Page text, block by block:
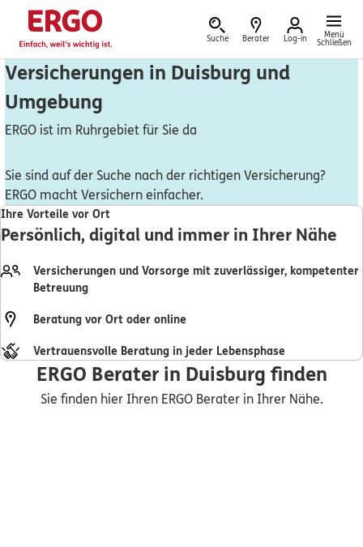
Suche Berater Log-in
Menü
Schließen
Versicherung vor Ort
Schaden oder Leistungsfall melden
Bequem online oder telefonisch
Nicht sicher, was Sie benötigen?
Versicherungen in Duisburg und
Umgebung
ERGO ist im Ruhrgebiet für Sie da
Sie sind auf der Suche nach der richtigen Versicherung?
ERGO macht Versichern einfacher.
Ihre Vorteile vor Ort
Persönlich, digital und immer in Ihrer Nähe
Versicherungen und Vorsorge mit zuverlässiger, kompetenter
Betreuung
Beratung vor Ort oder online
Vertrauensvolle Beratung in jeder Lebensphase
ERGO Berater in Duisburg finden
Sie finden hier Ihren ERGO Berater in Ihrer Nähe.